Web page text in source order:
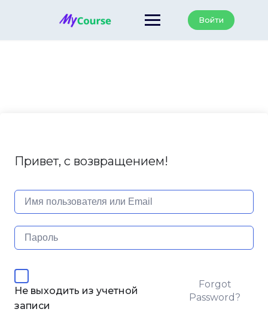
Войти
Привет, с возвращением!
Не выходить из учетной
записи
Forgot
Password?